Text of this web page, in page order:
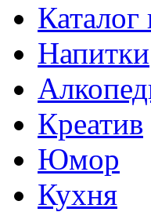
Напитки
Креатив
Юмор
Кухня